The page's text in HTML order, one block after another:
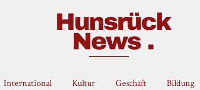
International Kultur Geschäft Bildung